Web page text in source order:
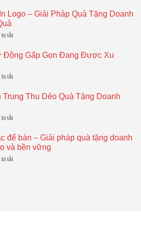
Nhiệt
–
Tặng
Hiện
Thiết
Logo – Giải Pháp Quà Tặng Doanh
bị tắtở
Tay
In
–
Quà
Doanh
Nghiệp
Quả
Động Gấp Gọn Đang Được Xu
bị tắtở
Tay
Động
Gọn
Đang
Xu
Trung Thu Dẻo Quà Tặng Doanh
bị tắtở
Mẫu
Bánh
Trung
Thu
để bàn – Giải pháp quà tặng doanh
và bền vững
bị tắtở